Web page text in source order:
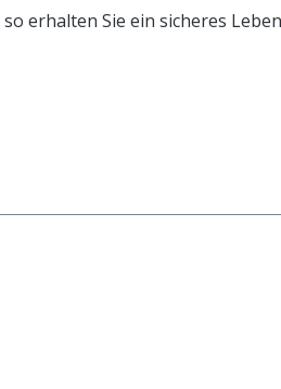
erhalten Sie ein sicheres